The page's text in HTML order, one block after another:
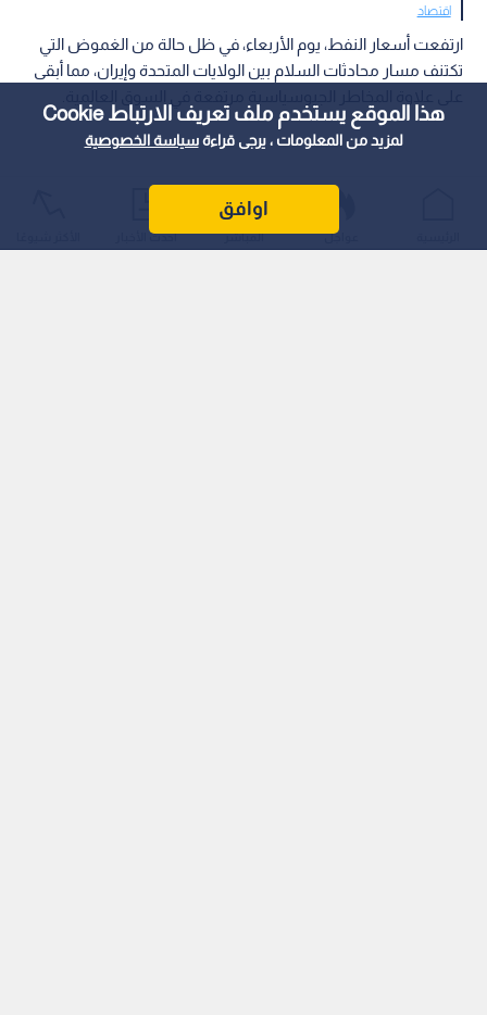
هذا الموقع يستخدم ملف تعريف الارتباط Cookie
لمزيد من المعلومات ، يرجى قراءةسياسة الخصوصية
اوافق
اقتصاد
ارتفعت أسعار النفط، يوم الأربعاء، في ظل حالة من الغموض التي
تكتنف مسار محادثات السلام بين الولايات المتحدة وإيران، مما أبقى
عواجل المباشر أحدث الأخبار